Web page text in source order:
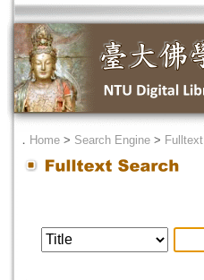
． Home > Search Engine >